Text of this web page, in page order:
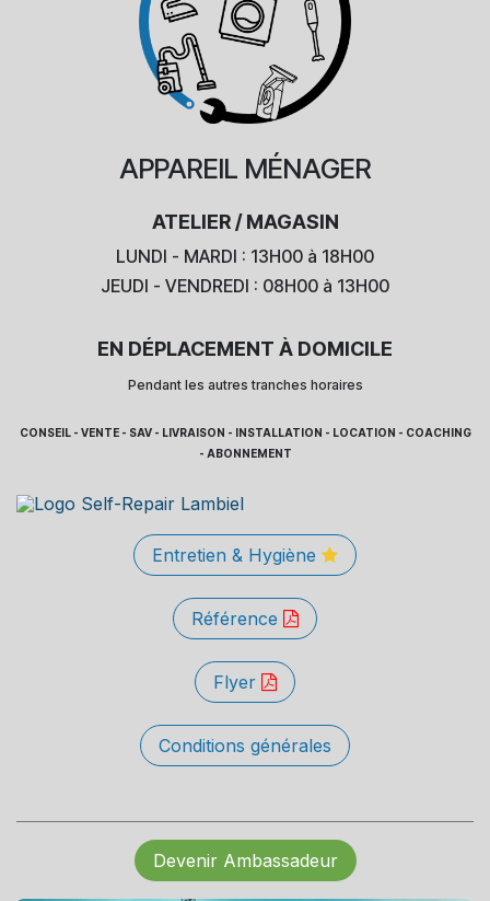
APPAREIL MÉNAGER
ATELIER / MAGASIN
LUNDI - MARDI : 13H00 à 18H00
JEUDI - VENDREDI : 08H00 à 13H00
EN DÉPLACEMENT À DOMICILE
Pendant les autres tranches horaires
CONSEIL - VENTE - SAV - LIVRAISON - INSTALLATION - LOCATION - COACHING
- ABONNEMENT
Entretien & Hygiène
Référence
Flyer
Conditions générales
Devenir Ambassadeur